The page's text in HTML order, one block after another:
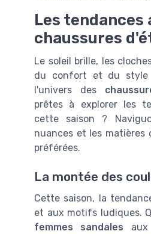
Les tendances
chaussures
Le soleil brille, les
du confort et du
l'univers des
prêtes à explorer les
cette saison ?
nuances et les matières
préférées.
La montée des
Cette saison, la
et aux motifs ludiques.
femmes sandales aux